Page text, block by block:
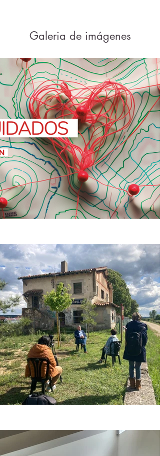
Galeria de imágenes